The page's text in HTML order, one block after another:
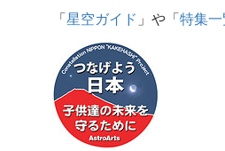
「星空ガイド 」や「特集